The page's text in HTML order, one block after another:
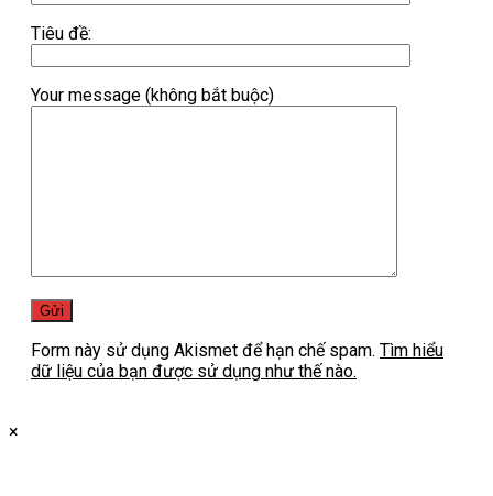
Tiêu đề:
Your message (không bắt buộc)
Form này sử dụng Akismet để hạn chế spam. Tìm hiểu
dữ liệu của bạn được sử dụng như thế nào.
×